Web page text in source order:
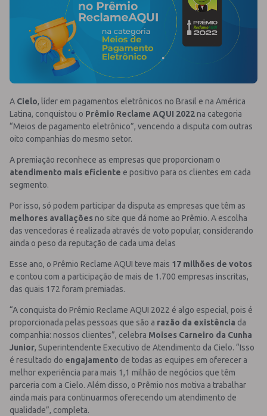
A Cielo, líder em pagamentos eletrônicos no Brasil e na América
Latina, conquistou o Prêmio Reclame AQUI 2022na categoria
“Meios de pagamento eletrônico”, vencendo a disputa com outras
oito companhias do mesmo setor.
A premiação reconhece as empresas que proporcionam o
atendimento mais eficiente e positivo para os clientes em cada
segmento.
Por isso, só podem participar da disputa as empresas que têm as
melhores avaliaçõesno site que dá nome ao Prêmio. A escolha
das vencedoras é realizada através de voto popular, considerando
ainda o peso da reputação de cada uma delas
Esse ano, o Prêmio Reclame AQUI teve mais 17 milhões de votos
e contou com a participação de mais de 1.700 empresas inscritas,
das quais 172 foram premiadas.
“A conquista do Prêmio Reclame AQUI 2022 é algo especial, pois é
proporcionada pelas pessoas que são a razão da existência da
companhia: nossos clientes”, celebra Moises Carneiro da Cunha
Junior, Superintendente Executivo de Atendimento da Cielo. “Isso
é resultado do engajamento de todas as equipes em oferecer a
melhor experiência para mais 1,1 milhão de negócios que têm
parceria com a Cielo. Além disso, o Prêmio nos motiva a trabalhar
ainda mais para continuarmos oferecendo um atendimento de
qualidade”, completa.